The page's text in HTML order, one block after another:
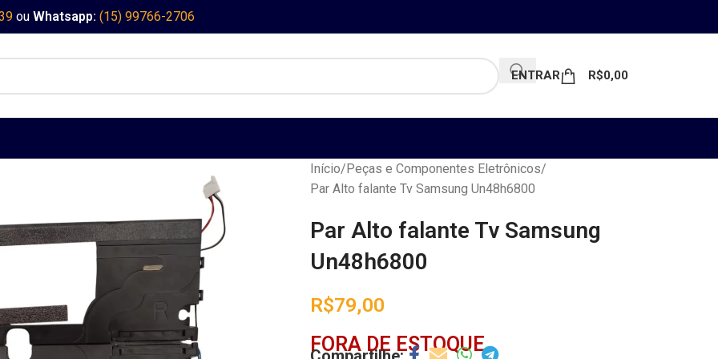
ou Whatsapp: (15) 99766-2706
ENTRAR R$0,00
Início Peças e Componentes Eletrônicos
Par Alto falante Tv Samsung Un48h6800
Par Alto falante Tv Samsung
Un48h6800
R$79,00
FORA DE ESTOQUE